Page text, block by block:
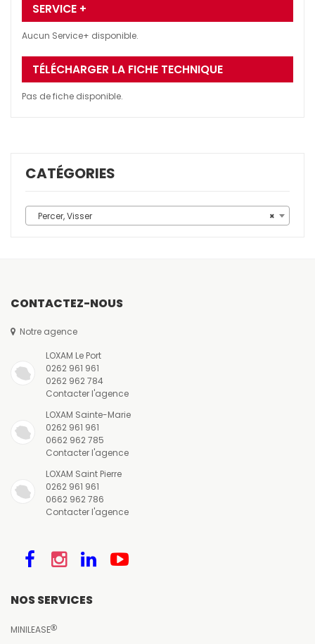
SERVICE +
Aucun Service+ disponible.
TÉLÉCHARGER LA FICHE TECHNIQUE
Pas de fiche disponible.
CATÉGORIES
×
Percer, Visser
CONTACTEZ-NOUS
Notre agence
LOXAM Le Port
0262 961 961
0262 962 784
Contacter l'agence
LOXAM Sainte-Marie
0262 961 961
0662 962 785
Contacter l'agence
LOXAM Saint Pierre
0262 961 961
0662 962 786
Contacter l'agence
NOS SERVICES
MINILEASE